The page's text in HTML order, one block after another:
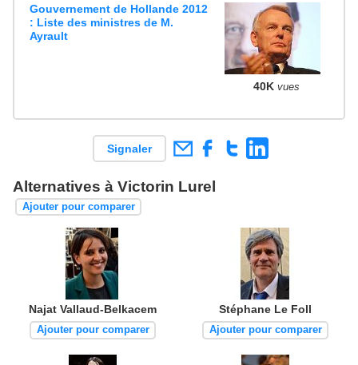
Gouvernement de Hollande 2012
: Liste des ministres de M.
Ayrault
40K vues
Signaler
Alternatives à Victorin Lurel
Ajouter pour comparer
Najat Vallaud-Belkacem
Ajouter pour comparer
Stéphane Le Foll
Ajouter pour comparer